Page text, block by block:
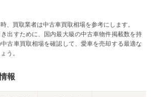
、買取業者は中古車買取相場を参考にします。
出すために、国内最大級の中古車物件掲載数を持
古車買取相場を確認して、愛車を売却する最適な
う。
報